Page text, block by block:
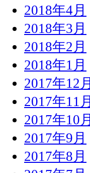
2018年4月
2018年3月
2018年2月
2018年1月
2017年12月
2017年11月
2017年10月
2017年9月
2017年8月